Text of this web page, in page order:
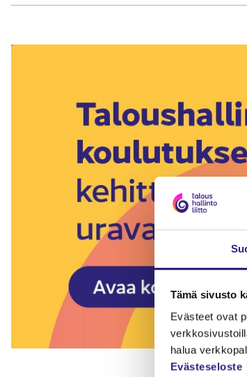
Tämä sivusto
Evästeet ovat
halua
Evästeseloste